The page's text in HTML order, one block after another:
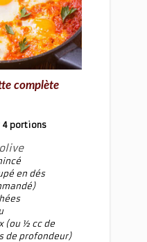
complète
complète
4 portions
en dés
(ou ½ cc de
de profondeur)